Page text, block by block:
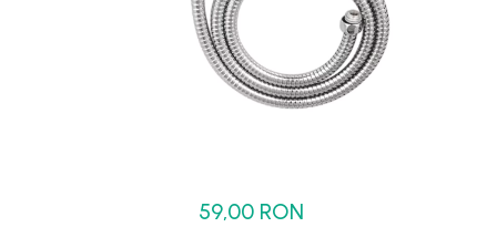
59,00 RON